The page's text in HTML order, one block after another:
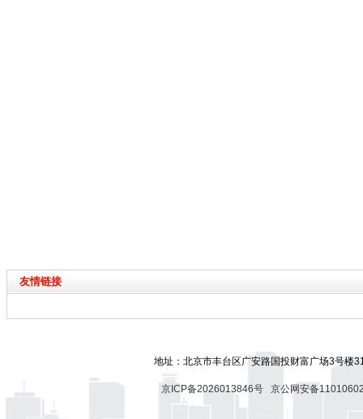
友情链接
地址：北京市丰台区广安路国投财富广场3号楼
京ICP备2026013846号 京公网安备